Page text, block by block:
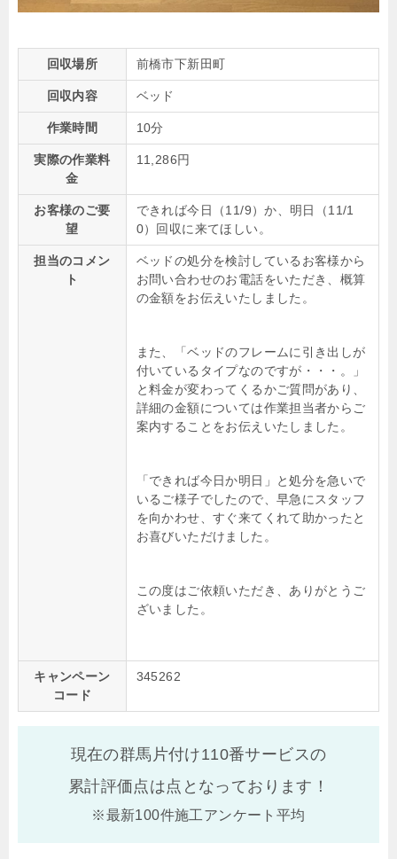
回収場所 前橋市下新田町
回収内容 ベッド
作業時間 10分
実際の作業料
金
11,286円
お客様のご要
望
できれば今日（11/9）か、明日（11/1
0）回収に来てほしい。
担当のコメン
ト
ベッドの処分を検討しているお客様から
お問い合わせのお電話をいただき、概算
の金額をお伝えいたしました。
また、「ベッドのフレームに引き出しが
付いているタイプなのですが・・・。」
と料金が変わってくるかご質問があり、
詳細の金額については作業担当者からご
案内することをお伝えいたしました。
「できれば今日か明日」と処分を急いで
いるご様子でしたので、早急にスタッフ
を向かわせ、すぐ来てくれて助かったと
お喜びいただけました。
この度はご依頼いただき、ありがとうご
ざいました。
キャンペーン
コード
345262
現在の群馬片付け110番サービスの
累計評価点は点となっております！
※最新100件施工アンケート平均